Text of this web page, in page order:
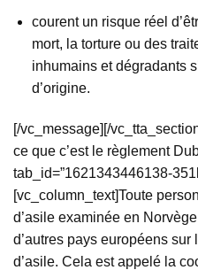
courent un risque réel
mort, la torture ou des
inhumains et dégradants
d’origine.
[/vc_message][/
ce que c’est le règlement
tab_id=”1621343446138-
[vc_column_text]Toute
d’asile examinée en
d’autres pays européens
d’asile. Cela est appelé la